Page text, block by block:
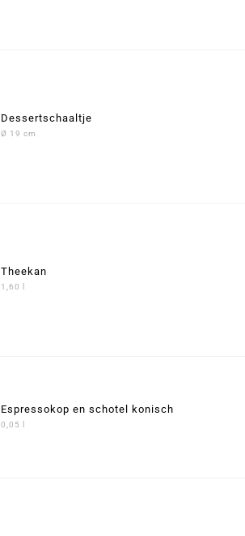
Dessertschaaltje
Ø 19 cm
Theekan
1,60 l
Espressokop en schotel konisch
0,05 l